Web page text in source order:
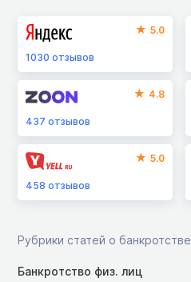
5.0
1030 отзывов
4.8
437 отзывов
5.0
458 отзывов
Рубрики статей о банкротстве
Банкротство физ. лиц